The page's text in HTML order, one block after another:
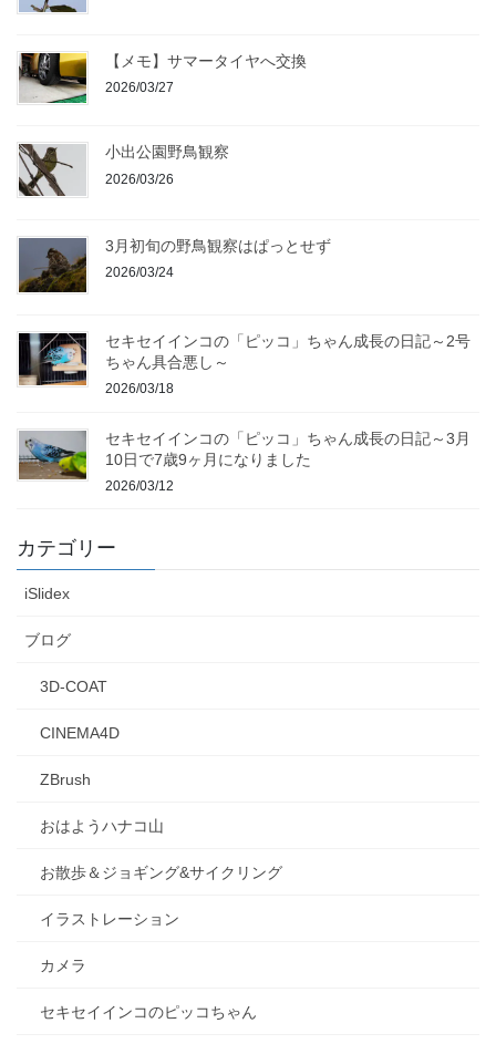
【メモ】サマータイヤへ交換
2026/03/27
小出公園野鳥観察
2026/03/26
3月初旬の野鳥観察はぱっとせず
2026/03/24
セキセイインコの「ピッコ」ちゃん成長の日記～2号
ちゃん具合悪し～
2026/03/18
セキセイインコの「ピッコ」ちゃん成長の日記～3月
10日で7歳9ヶ月になりました
2026/03/12
カテゴリー
iSlidex
ブログ
3D-COAT
CINEMA4D
ZBrush
おはようハナコ山
お散歩＆ジョギング&サイクリング
イラストレーション
カメラ
セキセイインコのピッコちゃん